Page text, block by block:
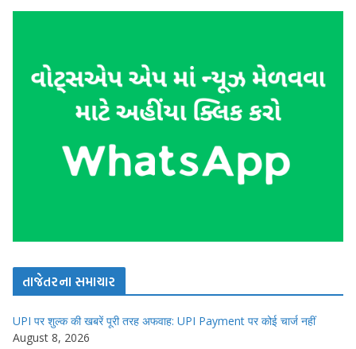
તાજેતરના સમાચાર
UPI पर शुल्क की खबरें पूरी तरह अफवाह: UPI Payment पर कोई चार्ज नहीं
August 8, 2026